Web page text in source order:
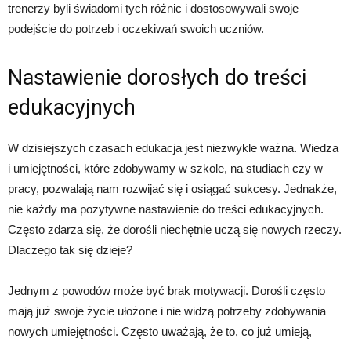
trenerzy byli świadomi tych różnic i dostosowywali swoje
podejście do potrzeb i oczekiwań swoich uczniów.
Nastawienie dorosłych do treści
edukacyjnych
W dzisiejszych czasach edukacja jest niezwykle ważna. Wiedza
i umiejętności, które zdobywamy w szkole, na studiach czy w
pracy, pozwalają nam rozwijać się i osiągać sukcesy. Jednakże,
nie każdy ma pozytywne nastawienie do treści edukacyjnych.
Często zdarza się, że dorośli niechętnie uczą się nowych rzeczy.
Dlaczego tak się dzieje?
Jednym z powodów może być brak motywacji. Dorośli często
mają już swoje życie ułożone i nie widzą potrzeby zdobywania
nowych umiejętności. Często uważają, że to, co już umieją,